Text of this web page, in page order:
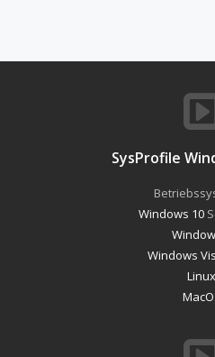
SysProfile
Windows 10
Windows
Linux